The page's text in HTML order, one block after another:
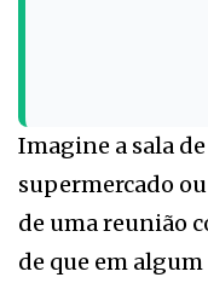
Imagine a sala
supermercado
de uma reunião
de que em